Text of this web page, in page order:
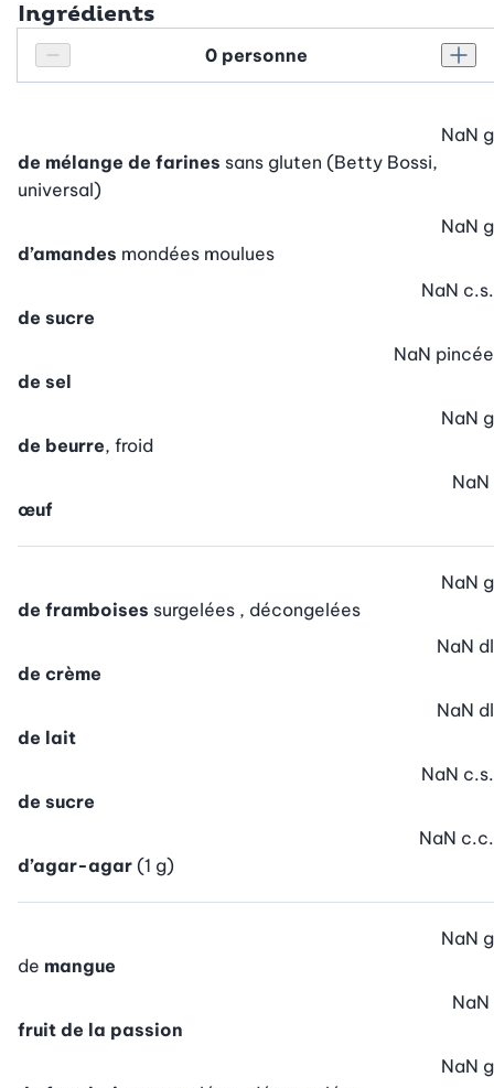
Ingrédients
Réduire le nombre de personnes
Personnes
de mélange de farines sans gluten (Betty Bossi,
universal)
NaN g
d’amandes mondées moulues
NaN g
de sucre
NaN c.s.
de sel
NaN pincée
de beurre, froid
NaN g
œuf
NaN
de framboises surgelées , décongelées
NaN g
de crème
NaN dl
de lait
NaN dl
de sucre
NaN c.s.
d’agar-agar (1 g)
NaN c.c.
de mangue
NaN g
fruit de la passion
NaN
NaN g